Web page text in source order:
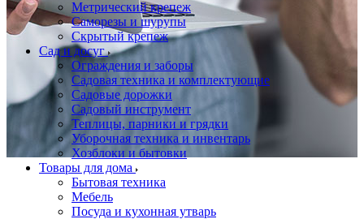
Метрический крепеж
Саморезы и шурупы
Скрытый крепеж
Сад и досуг
Ограждения и заборы
Садовая техника и комплектующие
Садовые дорожки
Садовый инструмент
Теплицы, парники и грядки
Уборочная техника и инвентарь
Хозблоки и бытовки
Товары для дома
Бытовая техника
Мебель
Посуда и кухонная утварь